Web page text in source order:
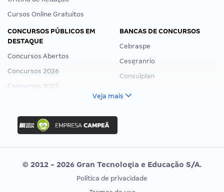
Cursos Online Gratuitos
CONCURSOS PÚBLICOS EM
DESTAQUE
Concursos Abertos
Concursos 2026
Concursos 2025
Concurso Nacional Unificado
Concurso Ibama
Concurso MPU
Editais publicados
BANCAS DE CONCURSOS
Cebraspe
Cesgranrio
Consulplan
Vunesp
CONCURSOS POR PROFISSÃO EXAME DE ORDEM
Veja mais
© 2012 - 2026 Gran Tecnologia e Educação S/A.
Política de privacidade